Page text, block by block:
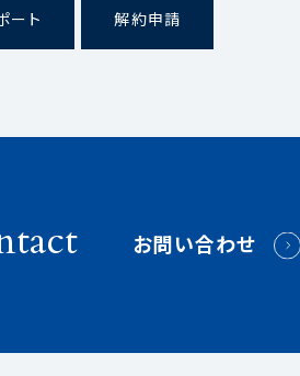
ート 解約申請
お問い合わせ